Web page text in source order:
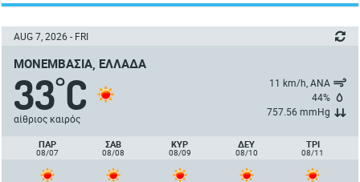
AUG 7, 2026 - FRI
ΜΟΝΕΜΒΑΣΙΆ, ΕΛΛΆΔΑ
33°C
αίθριος καιρός
11 km/h, ΑΝΑ
44%
757.56 mmHg
ΠΑΡ
08/07
ΣΑΒ
08/08
ΚΥΡ
08/09
ΔΕΥ
08/10
ΤΡΙ
08/11